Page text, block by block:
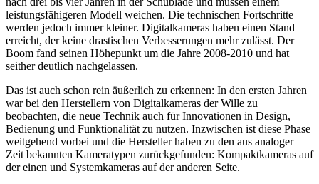
leistungsfähigeren Modell weichen. Die technischen Fortschritte
werden jedoch immer kleiner. Digitalkameras haben einen Stand
erreicht, der keine drastischen Verbesserungen mehr zulässt. Der
Boom fand seinen Höhepunkt um die Jahre 2008-2010 und hat
seither deutlich nachgelassen.
Das ist auch schon rein äußerlich zu erkennen: In den ersten Jahren
war bei den Herstellern von Digitalkameras der Wille zu
beobachten, die neue Technik auch für Innovationen in Design,
Bedienung und Funktionalität zu nutzen. Inzwischen ist diese Phase
weitgehend vorbei und die Hersteller haben zu den aus analoger
Zeit bekannten Kameratypen zurückgefunden: Kompaktkameras auf
der einen und Systemkameras auf der anderen Seite.